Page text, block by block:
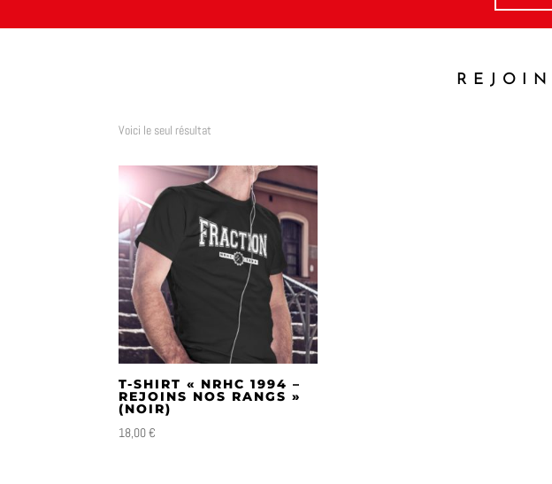
Voici le seul résultat
T-SHIRT « NRHC 1994 –
REJOINS NOS RANGS »
(NOIR)
18,00€